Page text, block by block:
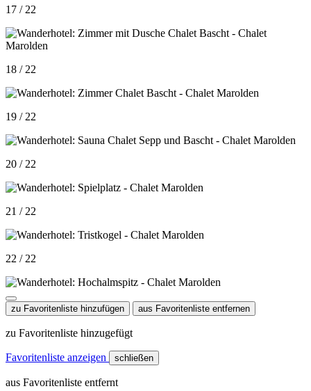
17 / 22
18 / 22
19 / 22
20 / 22
21 / 22
22 / 22
zu Favoritenliste hinzufügen aus Favoritenliste entfernen
zu Favoritenliste hinzugefügt
Favoritenliste anzeigen schließen
aus Favoritenliste entfernt